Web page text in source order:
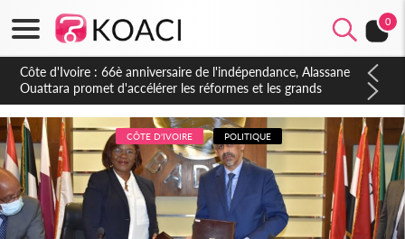
0
Côte d'Ivoire : À Abidjan, Amadou Oury Bah admire le modèle
ivoirien et veut s'en inspirer pour accélérer le développement
de la Guinée
CÔTE D'IVOIRE POLITIQUE